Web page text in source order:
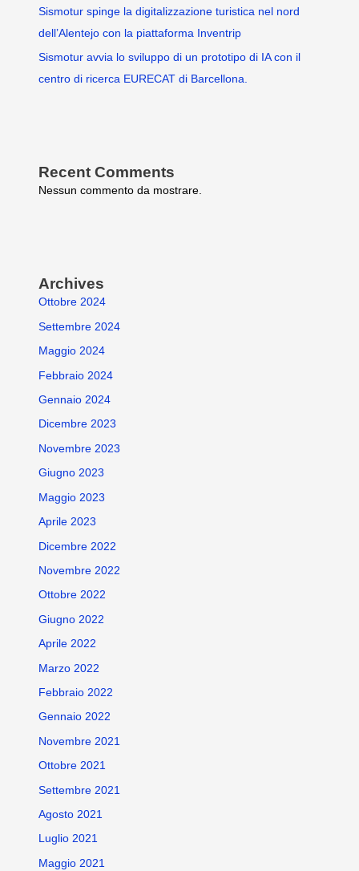
Sismotur spinge la digitalizzazione turistica nel nord
dell’Alentejo con la piattaforma Inventrip
Sismotur avvia lo sviluppo di un prototipo di IA con il
centro di ricerca EURECAT di Barcellona.
Recent Comments
Nessun commento da mostrare.
Archives
Ottobre 2024
Settembre 2024
Maggio 2024
Febbraio 2024
Gennaio 2024
Dicembre 2023
Novembre 2023
Giugno 2023
Maggio 2023
Aprile 2023
Dicembre 2022
Novembre 2022
Ottobre 2022
Giugno 2022
Aprile 2022
Marzo 2022
Febbraio 2022
Gennaio 2022
Novembre 2021
Ottobre 2021
Settembre 2021
Agosto 2021
Luglio 2021
Maggio 2021